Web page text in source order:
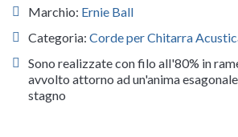
Marchio: Ernie Ball
Categoria: Corde per Chitarra
Sono realizzate con filo all'80% in
avvolto attorno ad un'anima
stagno